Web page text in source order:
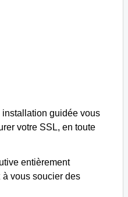
installation guidée vous
votre SSL, en toute
entièrement
vous soucier des